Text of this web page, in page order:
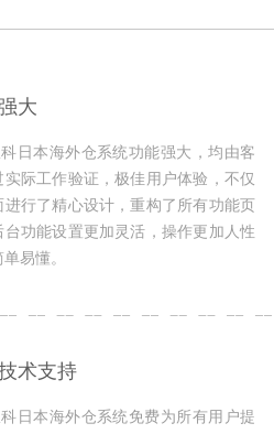
大
日本海外仓系统功能强大，均由客
实际工作验证，极佳用户体验，不仅
进行了精心设计，重构了所有功能页
台功能设置更加灵活，操作更加人性
易懂。
术支持
日本海外仓系统免费为所有用户提